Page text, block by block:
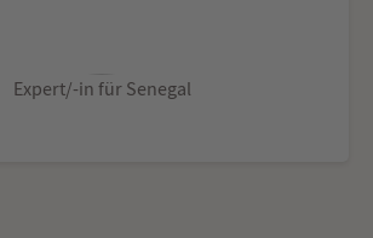
Expert/-in für Senegal